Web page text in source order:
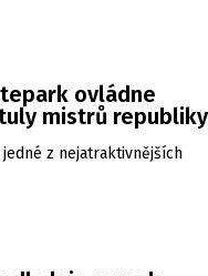
ovládne
mistrů republiky
z nejatraktivnějších